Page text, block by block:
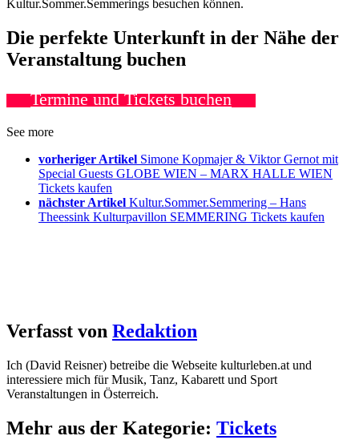
Kultur.Sommer.Semmerings besuchen können.
Die perfekte Unterkunft in der Nähe der
Veranstaltung buchen
Termine und Tickets buchen
See more
vorheriger Artikel Simone Kopmajer & Viktor Gernot mit
Special Guests GLOBE WIEN – MARX HALLE WIEN
Tickets kaufen
nächster Artikel Kultur.Sommer.Semmering – Hans
Theessink Kulturpavillon SEMMERING Tickets kaufen
Verfasst von Redaktion
Ich (David Reisner) betreibe die Webseite kulturleben.at und
interessiere mich für Musik, Tanz, Kabarett und Sport
Veranstaltungen in Österreich.
Mehr aus der Kategorie: Tickets